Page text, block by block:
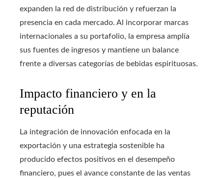
expanden la red de distribución y refuerzan la
presencia en cada mercado. Al incorporar marcas
internacionales a su portafolio, la empresa amplía
sus fuentes de ingresos y mantiene un balance
frente a diversas categorías de bebidas espirituosas.
Impacto financiero y en la
reputación
La integración de innovación enfocada en la
exportación y una estrategia sostenible ha
producido efectos positivos en el desempeño
financiero, pues el avance constante de las ventas